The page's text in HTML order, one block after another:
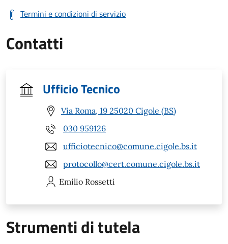
Termini e condizioni di servizio
Contatti
Ufficio Tecnico
Via Roma, 19 25020 Cigole (BS)
030 959126
ufficiotecnico@comune.cigole.bs.it
protocollo@cert.comune.cigole.bs.it
Emilio Rossetti
Strumenti di tutela